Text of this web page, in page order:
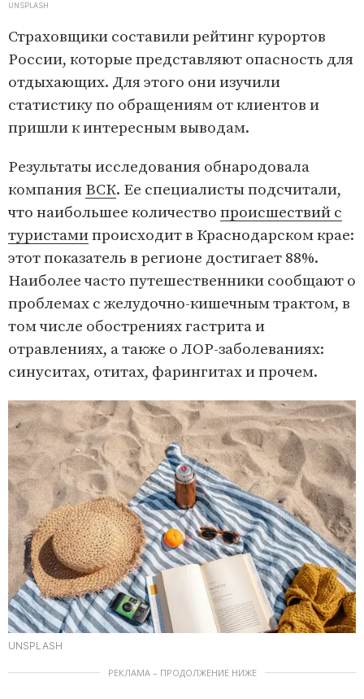
UNSPLASH
Страховщики составили рейтинг курортов
России, которые представляют опасность для
отдыхающих. Для этого они изучили
статистику по обращениям от клиентов и
пришли к интересным выводам.
Результаты исследования обнародовала
компания ВСК. Ее специалисты подсчитали,
что наибольшее количество происшествий с
туристамипроисходит в Краснодарском крае:
этот показатель в регионе достигает 88%.
Наиболее часто путешественники сообщают о
проблемах с желудочно-кишечным трактом, в
том числе обострениях гастрита и
отравлениях, а также о ЛОР-заболеваниях:
синуситах, отитах, фарингитах и прочем.
UNSPLASH
РЕКЛАМА – ПРОДОЛЖЕНИЕ НИЖЕ